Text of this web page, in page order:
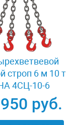
строп 6 м 10 т
4СЦ-10-6
руб.